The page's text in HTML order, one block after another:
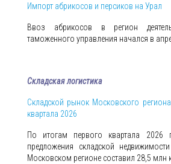
Импорт абрикосов и персиков на Урал
Ввоз абрикосов в регион
таможенного управления начался в
Складская логистика
Складской рынок Московского
квартала 2026
По итогам первого квартала 2026
предложения складской
Московском регионе составил 28,5 млн